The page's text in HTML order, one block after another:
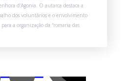
d’Agonia. O autarca destaca a
dos voluntários e o envolvimento
a organização da “romaria das